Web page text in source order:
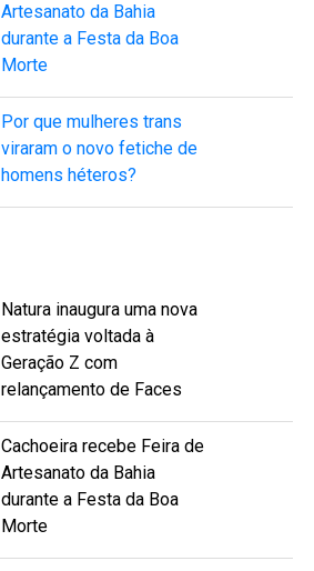
Artesanato da Bahia
durante a Festa da Boa
Morte
Por que mulheres trans
viraram o novo fetiche de
homens héteros?
Natura inaugura uma nova
estratégia voltada à
Geração Z com
relançamento de Faces
Cachoeira recebe Feira de
Artesanato da Bahia
durante a Festa da Boa
Morte